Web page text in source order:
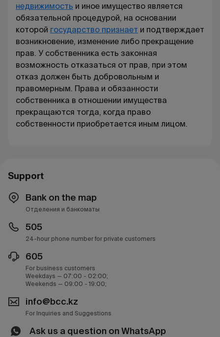
недвижимость и иное имущество является
обязательной процедурой, на основании
которой государство признает и подтверждает
возникновение, изменение либо прекращение
прав. У собственника есть законная
возможность отказаться от прав, при этом
отказ должен быть добровольным и
правомерным. Права и обязанности
собственника в отношении имущества
прекращаются тогда, когда право
собственности приобретается иным лицом.
Support
Bank on the map
Отделения и банкоматы
505
24-hour phone number for private customers
605
For business customers
Weekdays — 07:00 - 02:00;
Weekends — 09:00 - 19:00;
info@bcc.kz
For Inquiries and Suggestions
Ask us a question on WhatsApp